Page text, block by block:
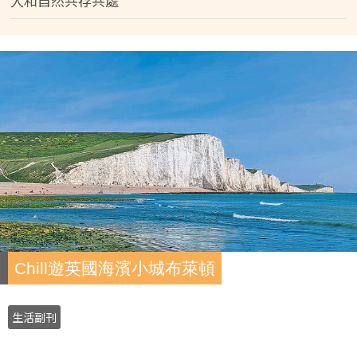
Chill遊英國海濱小城布萊頓
生活副刊